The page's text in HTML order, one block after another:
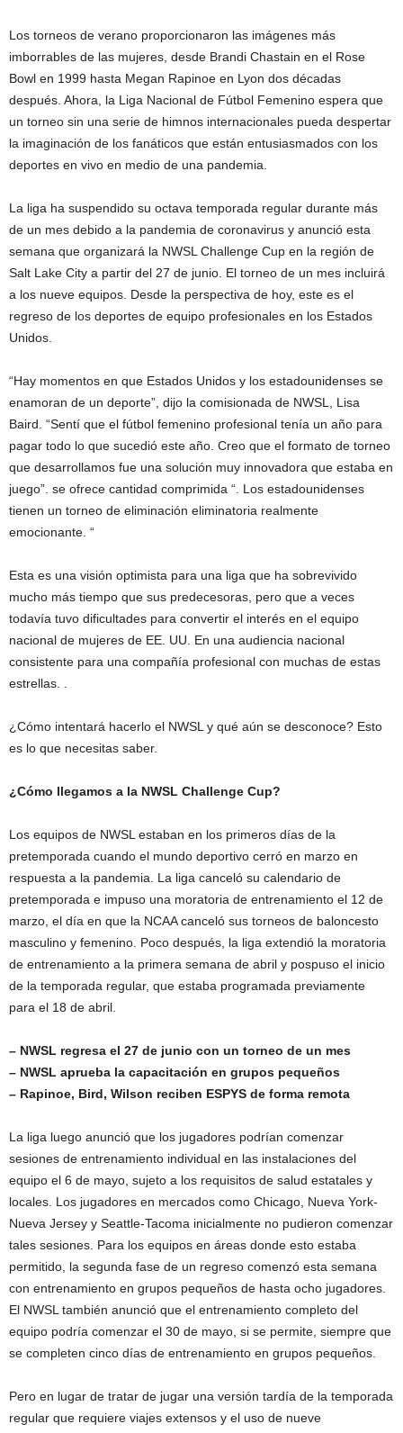
Los torneos de verano proporcionaron las imágenes más
imborrables de las mujeres, desde Brandi Chastain en el Rose
Bowl en 1999 hasta Megan Rapinoe en Lyon dos décadas
después. Ahora, la Liga Nacional de Fútbol Femenino espera que
un torneo sin una serie de himnos internacionales pueda despertar
la imaginación de los fanáticos que están entusiasmados con los
deportes en vivo en medio de una pandemia.
La liga ha suspendido su octava temporada regular durante más
de un mes debido a la pandemia de coronavirus y anunció esta
semana que organizará la NWSL Challenge Cup en la región de
Salt Lake City a partir del 27 de junio. El torneo de un mes incluirá
a los nueve equipos. Desde la perspectiva de hoy, este es el
regreso de los deportes de equipo profesionales en los Estados
Unidos.
“Hay momentos en que Estados Unidos y los estadounidenses se
enamoran de un deporte”, dijo la comisionada de NWSL, Lisa
Baird. “Sentí que el fútbol femenino profesional tenía un año para
pagar todo lo que sucedió este año. Creo que el formato de torneo
que desarrollamos fue una solución muy innovadora que estaba en
juego”. se ofrece cantidad comprimida “. Los estadounidenses
tienen un torneo de eliminación eliminatoria realmente
emocionante. “
Esta es una visión optimista para una liga que ha sobrevivido
mucho más tiempo que sus predecesoras, pero que a veces
todavía tuvo dificultades para convertir el interés en el equipo
nacional de mujeres de EE. UU. En una audiencia nacional
consistente para una compañía profesional con muchas de estas
estrellas. .
¿Cómo intentará hacerlo el NWSL y qué aún se desconoce? Esto
es lo que necesitas saber.
¿Cómo llegamos a la NWSL Challenge Cup?
Los equipos de NWSL estaban en los primeros días de la
pretemporada cuando el mundo deportivo cerró en marzo en
respuesta a la pandemia. La liga canceló su calendario de
pretemporada e impuso una moratoria de entrenamiento el 12 de
marzo, el día en que la NCAA canceló sus torneos de baloncesto
masculino y femenino. Poco después, la liga extendió la moratoria
de entrenamiento a la primera semana de abril y pospuso el inicio
de la temporada regular, que estaba programada previamente
para el 18 de abril.
– NWSL regresa el 27 de junio con un torneo de un mes
– NWSL aprueba la capacitación en grupos pequeños
– Rapinoe, Bird, Wilson reciben ESPYS de forma remota
La liga luego anunció que los jugadores podrían comenzar
sesiones de entrenamiento individual en las instalaciones del
equipo el 6 de mayo, sujeto a los requisitos de salud estatales y
locales. Los jugadores en mercados como Chicago, Nueva York-
Nueva Jersey y Seattle-Tacoma inicialmente no pudieron comenzar
tales sesiones. Para los equipos en áreas donde esto estaba
permitido, la segunda fase de un regreso comenzó esta semana
con entrenamiento en grupos pequeños de hasta ocho jugadores.
El NWSL también anunció que el entrenamiento completo del
equipo podría comenzar el 30 de mayo, si se permite, siempre que
se completen cinco días de entrenamiento en grupos pequeños.
Pero en lugar de tratar de jugar una versión tardía de la temporada
regular que requiere viajes extensos y el uso de nueve